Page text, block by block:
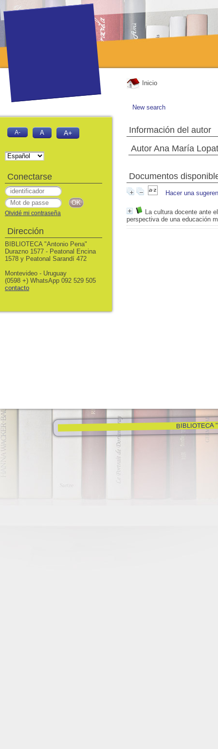
Inicio
New search
Información del autor
Autor Ana María
Documentos
Hacer una
La cultura docente ante
perspectiva de una educación
BIBLIOTECA
A- A A+
Conectarse
Olvidé mi contraseña
Dirección
BIBLIOTECA "Antonio Pena"
Durazno 1577 - Peatonal Encina
1578 y Peatonal Sarandí 472
Montevideo - Uruguay
(0598 +) WhatsApp 092 529 505
contacto